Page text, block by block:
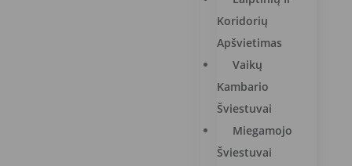
Koridorių
Apšvietimas
Vaikų
Kambario
Šviestuvai
Miegamojo
Šviestuvai